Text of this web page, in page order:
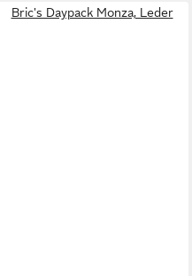
Bric's Daypack Monza, Leder